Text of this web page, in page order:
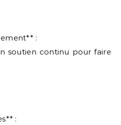
:
soutien continu pour faire
: